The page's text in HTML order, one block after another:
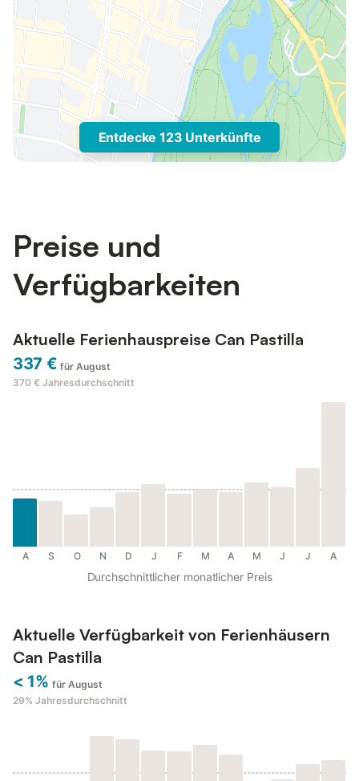
Entdecke 123 Unterkünfte
Preise und
Verfügbarkeiten
Aktuelle Ferienhauspreise Can Pastilla
337 € für August
370 € Jahresdurchschnitt
A S O N D J F M A M J J A
Durchschnittlicher monatlicher Preis
Aktuelle Verfügbarkeit von Ferienhäusern
Can Pastilla
< 1% für August
29% Jahresdurchschnitt